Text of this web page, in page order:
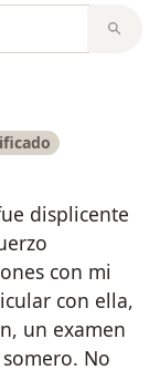
displicente
con mi
con ella,
un examen
No